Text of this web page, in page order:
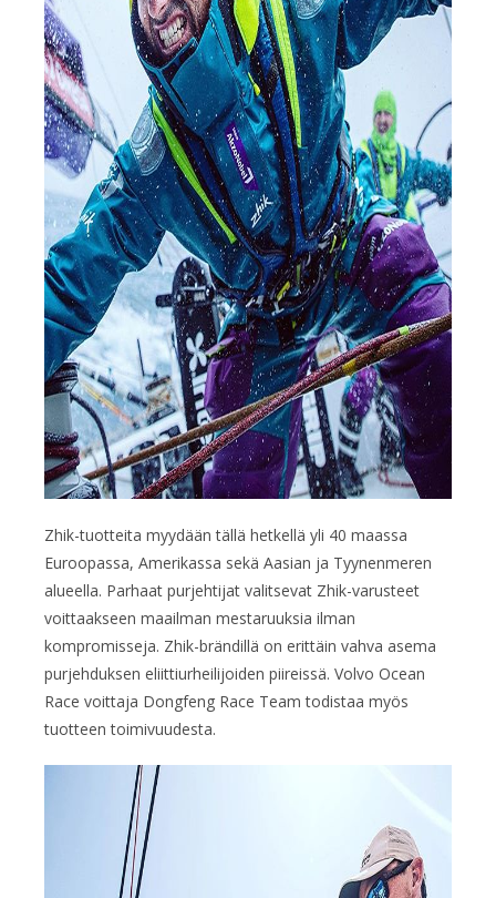
Zhik-tuotteita myydään tällä hetkellä yli 40 maassa
Euroopassa, Amerikassa sekä Aasian ja Tyynenmeren
alueella. Parhaat purjehtijat valitsevat Zhik-varusteet
voittaakseen maailman mestaruuksia ilman
kompromisseja. Zhik-brändillä on erittäin vahva asema
purjehduksen eliittiurheilijoiden piireissä. Volvo Ocean
Race voittaja Dongfeng Race Team todistaa myös
tuotteen toimivuudesta.